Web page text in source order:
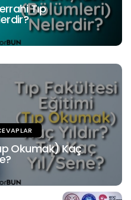
Tıp
Okumak) Kaç